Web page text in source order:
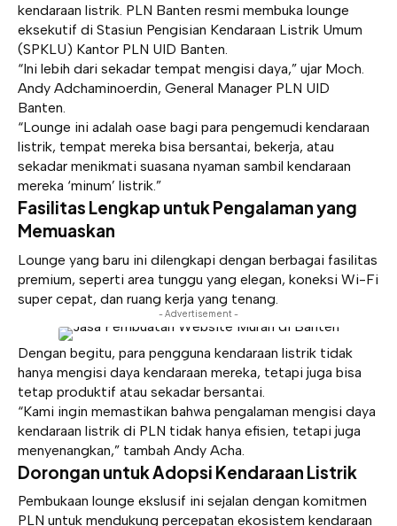
kendaraan listrik. PLN Banten resmi membuka lounge
eksekutif di Stasiun Pengisian Kendaraan Listrik Umum
(SPKLU) Kantor PLN UID Banten.
“Ini lebih dari sekadar tempat mengisi daya,” ujar Moch.
Andy Adchaminoerdin, General Manager PLN UID
Banten.
“Lounge ini adalah oase bagi para pengemudi kendaraan
listrik, tempat mereka bisa bersantai, bekerja, atau
sekadar menikmati suasana nyaman sambil kendaraan
mereka ‘minum’ listrik.”
Fasilitas Lengkap untuk Pengalaman yang
Memuaskan
Lounge yang baru ini dilengkapi dengan berbagai fasilitas
premium, seperti area tunggu yang elegan, koneksi Wi-Fi
super cepat, dan ruang kerja yang tenang.
- Advertisement -
Dengan begitu, para pengguna kendaraan listrik tidak
hanya mengisi daya kendaraan mereka, tetapi juga bisa
tetap produktif atau sekadar bersantai.
“Kami ingin memastikan bahwa pengalaman mengisi daya
kendaraan listrik di PLN tidak hanya efisien, tetapi juga
menyenangkan,” tambah Andy Acha.
Dorongan untuk Adopsi Kendaraan Listrik
Pembukaan lounge ekslusif ini sejalan dengan komitmen
PLN untuk mendukung percepatan ekosistem kendaraan